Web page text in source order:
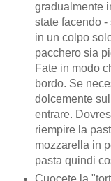
gradualmente
state facendo
in un colpo
pacchero sia
Fate in modo
bordo. Se
dolcemente
entrare.
riempire la
mozzarella in
pasta quindi